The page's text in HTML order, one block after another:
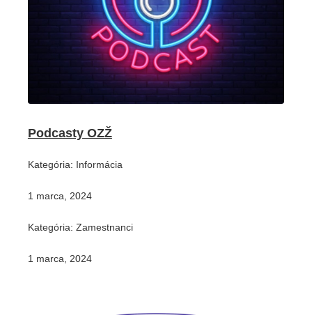
Podcasty OZŽ
Kategória: Informácia
1 marca, 2024
Kategória: Zamestnanci
1 marca, 2024